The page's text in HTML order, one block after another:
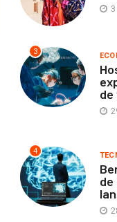
3
de
4